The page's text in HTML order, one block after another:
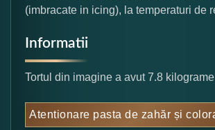
(imbracate in icing), la temperaturi de
Informatii
Tortul din imagine a avut 7.8 kilograme
Atentionare pasta de zahăr și